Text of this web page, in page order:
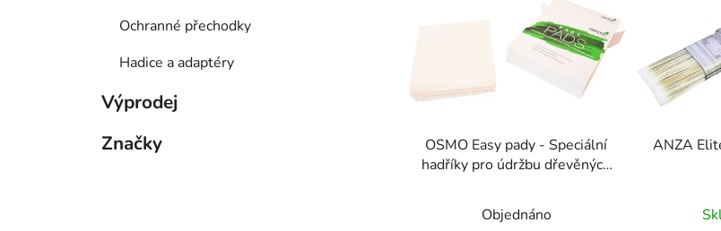
Ochranné přechodky
Hadice a adaptéry
Výprodej
Značky
OSMO Easy pady - Speciální
hadříky pro údržbu dřevěných
10ks)
Objednáno
ANZA